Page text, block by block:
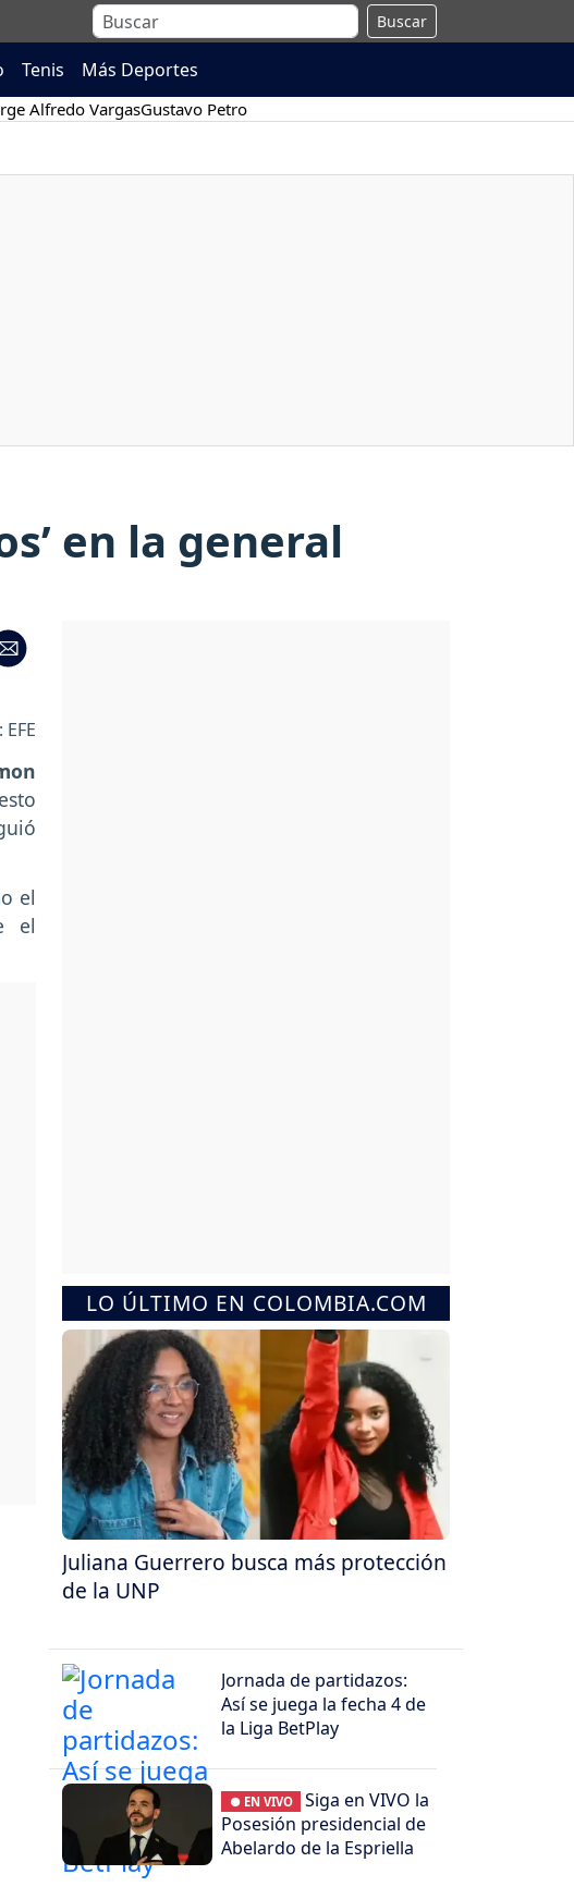
Buscar
Tenis Más Deportes
Alfredo VargasGustavo Petro
en la general
el
el
LO ÚLTIMO EN COLOMBIA.COM
Juliana Guerrero busca más protección
de la UNP
Jornada de partidazos:
Así se juega la fecha 4 de
la Liga BetPlay
● EN VIVO
Siga en VIVO la
Posesión presidencial de
Abelardo de la Espriella